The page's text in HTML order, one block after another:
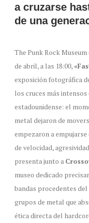
a cruzarse
de una
The Punk Rock
de abril, a las 18:00,
exposición fotográfica
los cruces más
estadounidense: el
metal dejaron de
empezaron a
de velocidad,
presenta junto a
museo dedicado
bandas procedentes
grupos de metal que
ética directa del